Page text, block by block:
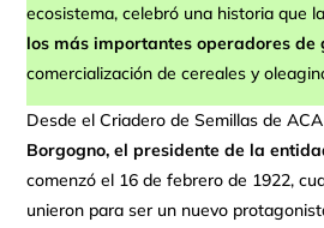
ecosistema, celebró una historia que
los más importantes operadores de
comercialización de cereales y
Desde el Criadero de Semillas de
Borgogno, el presidente de la
comenzó el 16 de febrero de 1922,
unieron para ser un nuevo